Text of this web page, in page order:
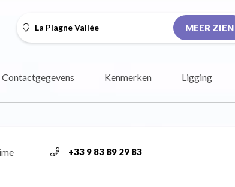
La Plagne Vallée MEER ZIEN
Contactgegevens Kenmerken Ligging
+33 9 83 89 29 83